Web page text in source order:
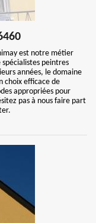
est notre métier
peintres
années, le domaine
choix efficace de
appropriées pour
pas à nous faire part